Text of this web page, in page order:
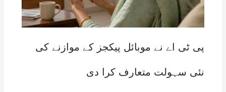
پی ٹی اے نے موبائل پیکجز کے موازنے کی
نئی سہولت متعارف کرا دی